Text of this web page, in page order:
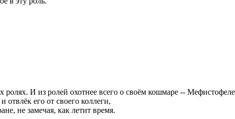
ролях. И из ролей охотнее всего о своём кошмаре --
его от своего коллеги,
не замечая, как летит время.